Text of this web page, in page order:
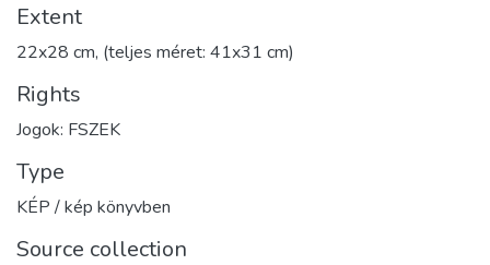
Extent
22x28 cm, (teljes méret: 41x31 cm)
Rights
Jogok: FSZEK
Type
KÉP / kép könyvben
Source collection